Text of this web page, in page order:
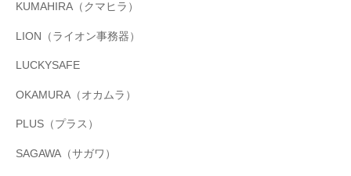
KUMAHIRA（クマヒラ）
LION（ライオン事務器）
LUCKYSAFE
OKAMURA（オカムラ）
PLUS（プラス）
SAGAWA（サガワ）